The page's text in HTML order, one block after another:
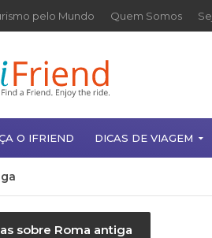
pelo Mundo Quem Somos
O IFRIEND DICAS DE VIAGEM
sobre Roma antiga